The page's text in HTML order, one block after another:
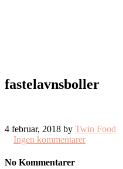
fastelavnsboller
4 februar, 2018 by Twin Food
Ingen kommentarer
No Kommentarer